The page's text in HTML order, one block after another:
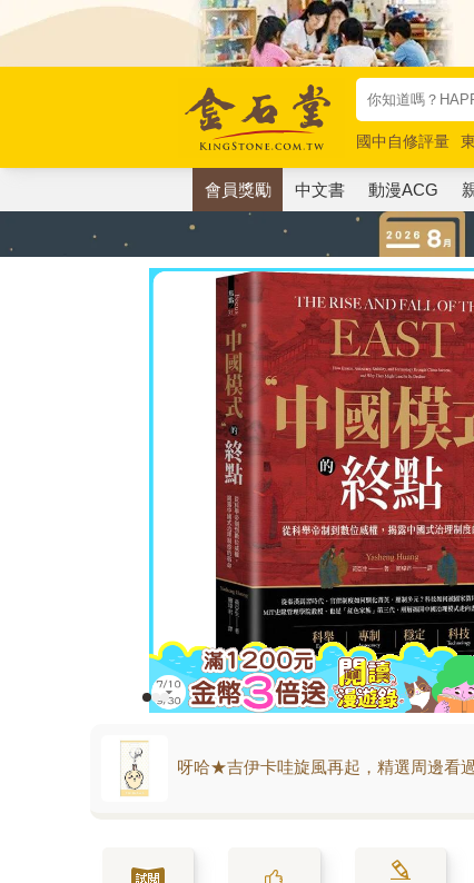
國中自修評量
唯紅花綻放
奧
會員獎勵 中文書 動漫ACG
呀哈★吉伊卡哇旋風再起，精選周邊看